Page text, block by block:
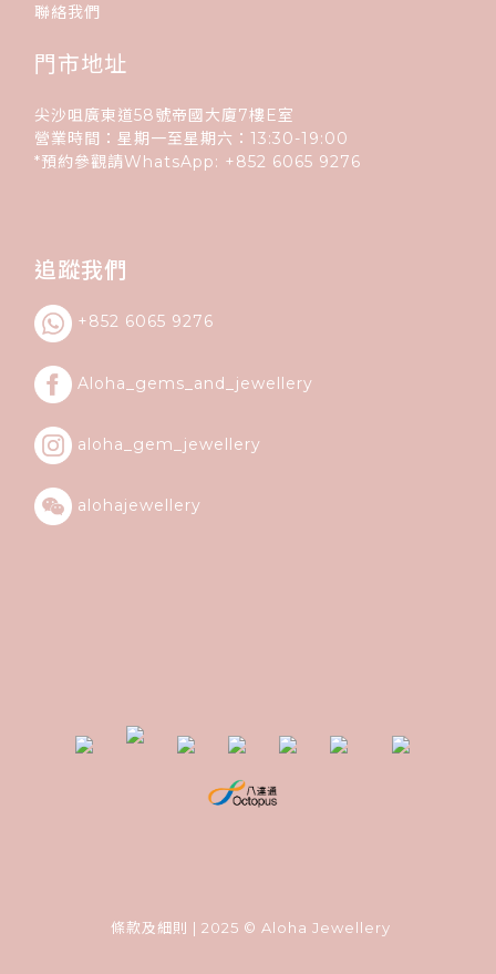
聯絡我們
門市地址
尖沙咀廣東道58號帝國大廈7樓E室
營業時間：星期一至星期六：13:30-19:00
*預約參觀請WhatsApp: +852 6065 9276
追蹤我們
+852 6065 9276
Aloha_gems_and_ jewellery
aloha_gem_jewellery
alohajewellery
條款及細則 | 2025 © Aloha Jewellery